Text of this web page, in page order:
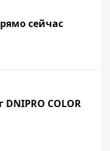
сейчас
COLOR